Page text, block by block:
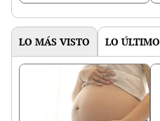
LO MÁS VISTO LO ÚLTIMO